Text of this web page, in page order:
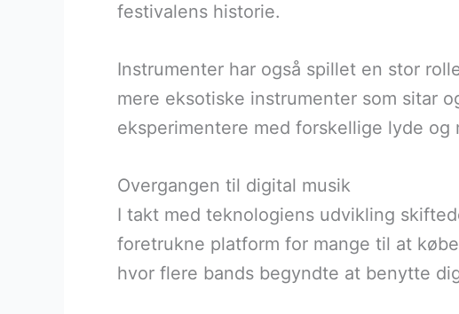
festivalens historie.
Instrumenter har også spillet en stor
mere eksotiske instrumenter som sitar
eksperimentere med forskellige lyde og
Overgangen til digital musik
I takt med teknologiens udvikling
foretrukne platform for mange til at
hvor flere bands begyndte at benytte